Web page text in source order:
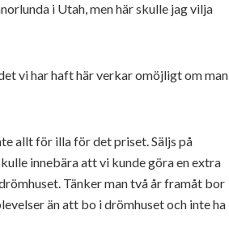
i Utah, men här skulle jag vilja
vi har haft här verkar omöjligt om man
allt för illa för det priset. Säljs på
innebära att vi kunde göra en extra
Tänker man två år framåt bor
än att bo i drömhuset och inte ha